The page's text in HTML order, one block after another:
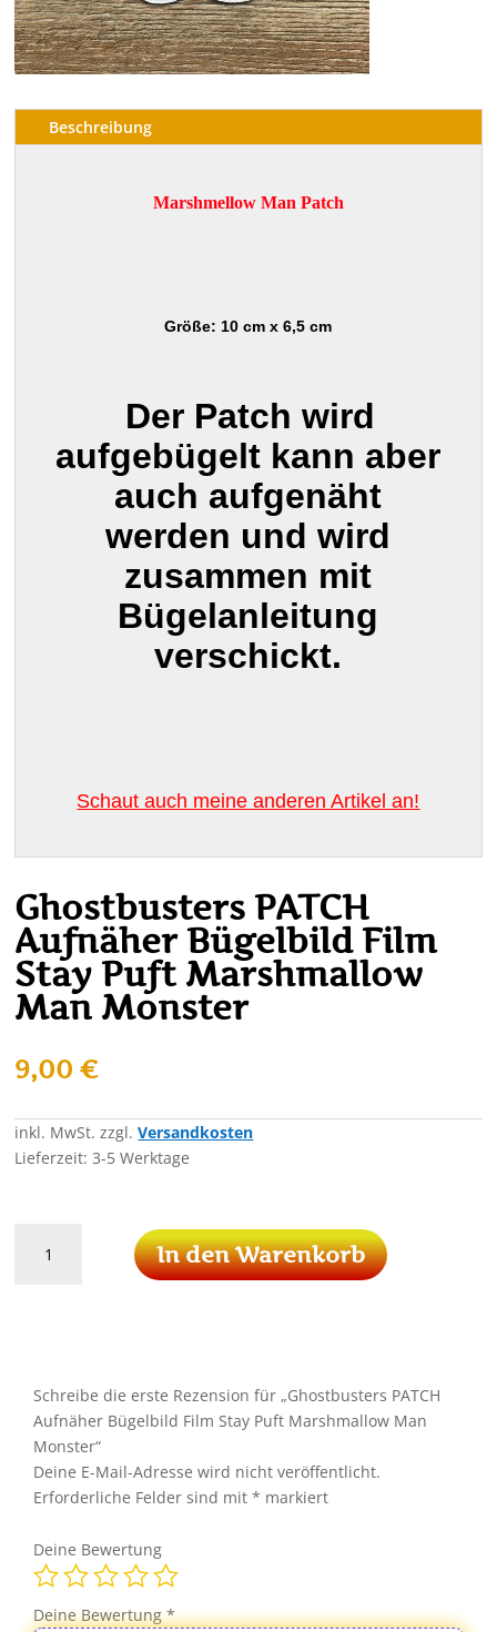
Beschreibung
Marshmellow Man Patch
Größe: 10 cm x 6,5 cm
Der Patch wird
aufgebügelt kann aber
auch aufgenäht
werden und wird
zusammen mit
Bügelanleitung
verschickt.
Schaut auch meine anderen Artikel an!
Ghostbusters PATCH
Aufnäher Bügelbild Film
Stay Puft Marshmallow
Man Monster
9,00€
inkl. MwSt. zzgl.Versandkosten
Lieferzeit:3-5 Werktage
PATCH
Puft
Marshmallow
Man
Monster
Menge
In den Warenkorb
Schreibe die erste Rezension für „Ghostbusters PATCH
Aufnäher Bügelbild Film Stay Puft Marshmallow Man
Monster“
Deine E-Mail-Adresse wird nicht veröffentlicht.
Erforderliche Felder sind mit* markiert
Deine Bewertung
Deine Bewertung*